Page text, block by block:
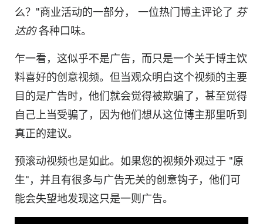
么？"商业活动的一部分， 一位热门博主评论了 芬
达的各种口味。
乍一看，这似乎不是广告，而只是一个关于博主饮
料喜好的创意视频。但当观众明白这个视频的主要
目的是广告时，他们就会觉得被欺骗了，甚至觉得
自己上当受骗了，因为他们想从这位博主那里听到
真正的建议。
预滚动视频也是如此。如果您的视频外观过于 "原
生"，并且有很多与广告无关的创意钩子，他们可
能会失望地发现这只是一则广告。